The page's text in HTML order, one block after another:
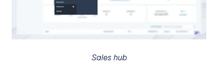
Sales hub